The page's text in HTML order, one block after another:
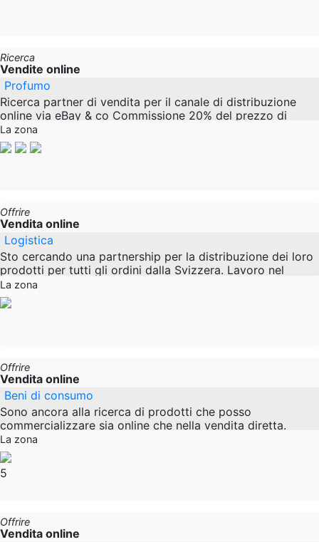
Ricerca
Vendite online
Profumo
Ricerca partner di vendita per il canale di distribuzione
online via eBay & co Commissione 20% del prezzo di
vendita a lungo
La zona
Offrire
Vendita online
Logistica
Sto cercando una partnership per la distribuzione dei loro
prodotti per tutti gli ordini dalla Svizzera. Lavoro nel
settore della logistica da 7 anni e porto
La zona
Offrire
Vendita online
Beni di consumo
Sono ancora alla ricerca di prodotti che posso
commercializzare sia online che nella vendita diretta.
Lavoro nei settori B2B e B2C. Per favore niente offerte
La zona
5
Offrire
Vendita online